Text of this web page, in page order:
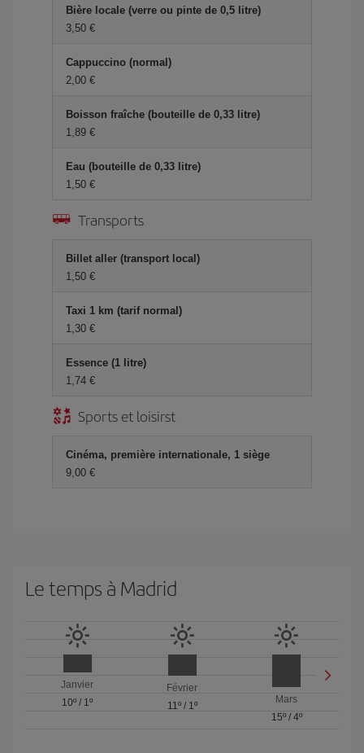
Bière locale (verre ou pinte de 0,5 litre)
3,50 €
Cappuccino (normal)
2,00 €
Boisson fraîche (bouteille de 0,33 litre)
1,89 €
Eau (bouteille de 0,33 litre)
1,50 €
Transports
Billet aller (transport local)
1,50 €
Taxi 1 km (tarif normal)
1,30 €
Essence (1 litre)
1,74 €
Sports et loisirst
Cinéma, première internationale, 1 siège
9,00 €
Le temps à Madrid
Janvier
10º / 1º
Février
11º/ 1º
Mars
15º/ 4º